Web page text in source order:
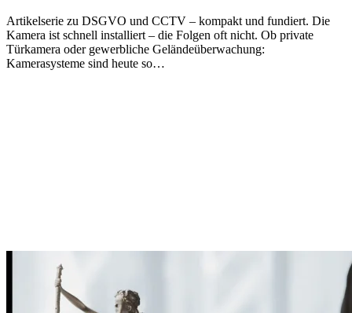
Artikelserie zu DSGVO und CCTV – kompakt und fundiert. Die
Kamera ist schnell installiert – die Folgen oft nicht. Ob private
Türkamera oder gewerbliche Geländeüberwachung:
Kamerasysteme sind heute so…